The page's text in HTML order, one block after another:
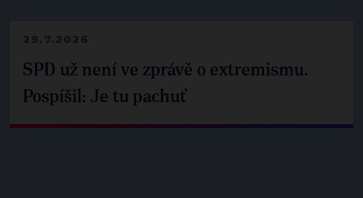
29.7.2026
SPD už není ve zprávě o extremismu.
Pospíšil: Je tu pachuť